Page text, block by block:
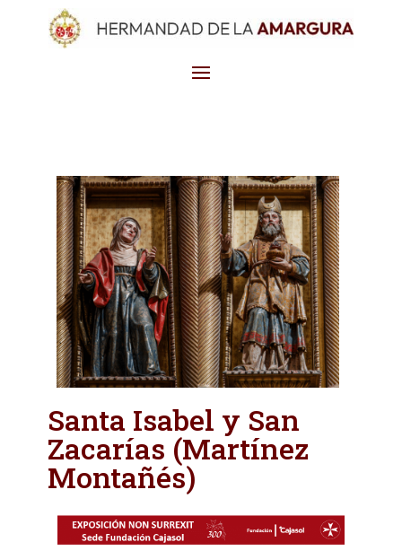
Santa Isabel y San
Zacarías (Martínez
Montañés)